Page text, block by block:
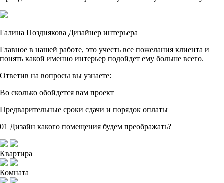
Галина Позднякова Дизайнер интерьера
Главное в нашей работе, это учесть все пожелания клиента и
понять какой именно интерьер подойдет ему больше всего.
Ответив на вопросы вы узнаете:
Во сколько обойдется вам проект
Предварительные сроки сдачи и порядок оплаты
01 Дизайн какого помещения будем преображать?
Квартира
Комната